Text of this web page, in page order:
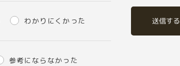
わかりにくかった
参考にならなかった
送信する